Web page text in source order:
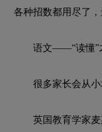
各种招数都用尽了
语文——“读懂”才
很多家长会从小
英国教育学家麦斯